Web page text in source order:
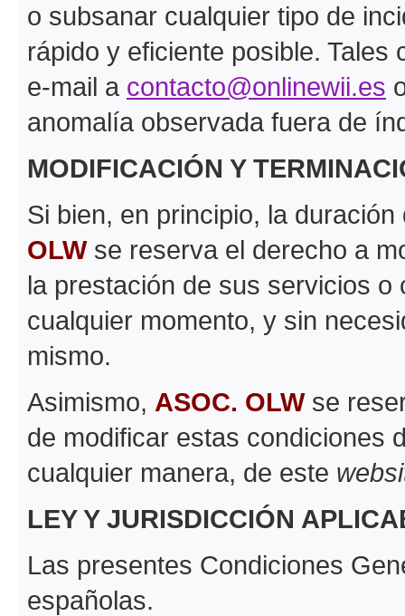
o subsanar cualquier tipo de
rápido y eficiente posible.
e-mail a contacto@onlinewii.es
anomalía observada fuera de
MODIFICACIÓN Y
Si bien, en principio, la
OLWse reserva el derecho a
la prestación de sus servicios
cualquier momento, y sin
mismo.
Asimismo, ASOC. OLWse
de modificar estas condiciones
cualquier manera, de este
LEY Y JURISDICCIÓN
Las presentes Condiciones
españolas.